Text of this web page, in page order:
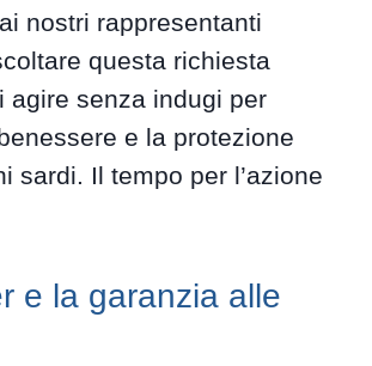
nostri rappresentanti
questa richiesta
agire senza indugi per
e la protezione
sardi. Il tempo per l’azione
e la garanzia alle